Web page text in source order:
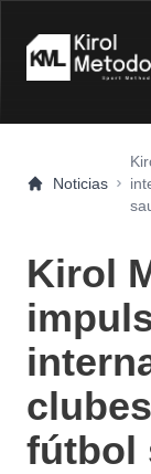
Noticias
Kirol
fútbol